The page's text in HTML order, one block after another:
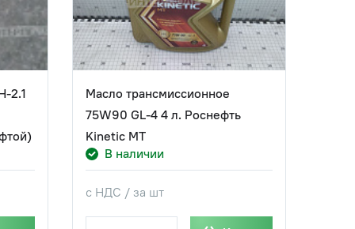
2.1
Масло трансмиссионное
75W90 GL-4 4 л. Роснефть
Kinetic MT
В наличии
с НДС / за шт